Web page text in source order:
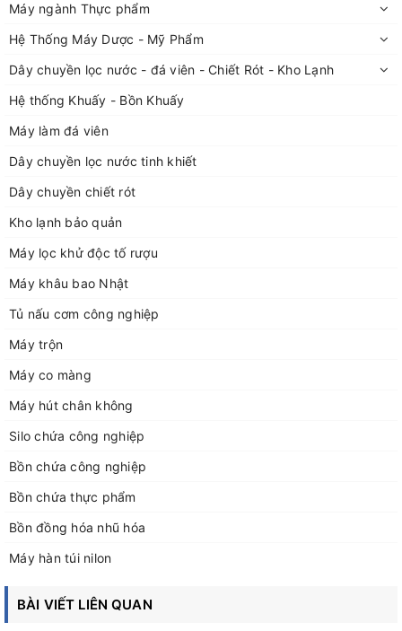
Máy ngành Thực phẩm
Hệ Thống Máy Dược - Mỹ Phẩm
Dây chuyền lọc nước - đá viên - Chiết Rót - Kho Lạnh
Hệ thống Khuấy - Bồn Khuấy
Máy làm đá viên
Dây chuyền lọc nước tinh khiết
Dây chuyền chiết rót
Kho lạnh bảo quản
Máy lọc khử độc tố rượu
Máy khâu bao Nhật
Tủ nấu cơm công nghiệp
Máy trộn
Máy co màng
Máy hút chân không
Silo chứa công nghiệp
Bồn chứa công nghiệp
Bồn chứa thực phẩm
Bồn đồng hóa nhũ hóa
Máy hàn túi nilon
BÀI VIẾT LIÊN QUAN